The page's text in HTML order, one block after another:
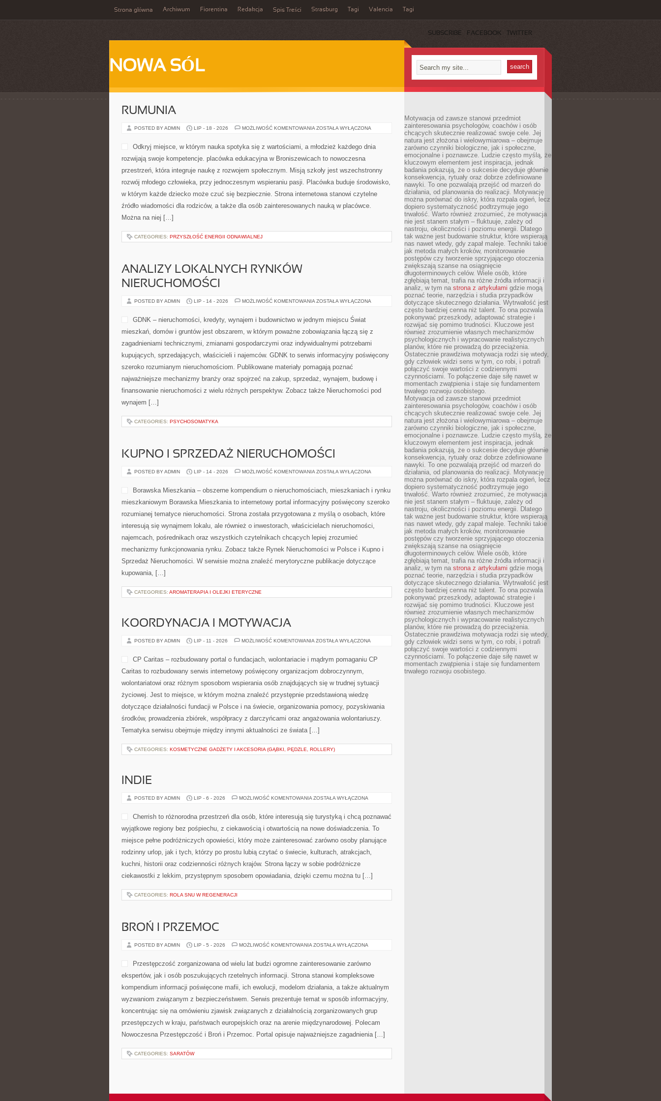
Strona główna Archiwum Fiorentina Redakcja Spis Treści Strasburg Tagi Valencia Tagi
SUBSCRIBE FACEBOOK TWITTER
NOWA SÓL
RUMUNIA
POSTED BY ADMIN LIP - 18 - 2026 MOŻLIWOŚĆ KOMENTOWANIA RUMUNIA
ZOSTAŁA WYŁĄCZONA
Odkryj miejsce, w którym nauka spotyka się z wartościami, a młodzież każdego dnia
rozwijają swoje kompetencje. placówka edukacyjna w Broniszewicach to nowoczesna
przestrzeń, która integruje naukę z rozwojem społecznym. Misją szkoły jest wszechstronny
rozwój młodego człowieka, przy jednoczesnym wspieraniu pasji. Placówka buduje środowisko,
w którym każde dziecko może czuć się bezpiecznie. Strona internetowa stanowi czytelne
źródło wiadomości dla rodziców, a także dla osób zainteresowanych nauką w placówce.
Można na niej […]
CATEGORIES: PRZYSZŁOŚĆ ENERGII ODNAWIALNEJ
ANALIZY LOKALNYCH RYNKÓW
NIERUCHOMOŚCI
POSTED BY ADMIN LIP - 14 - 2026 MOŻLIWOŚĆ KOMENTOWANIA ANALIZY
NIERUCHOMOŚCI
ZOSTAŁA WYŁĄCZONA
GDNK – nieruchomości, kredyty, wynajem i budownictwo w jednym miejscu Świat
mieszkań, domów i gruntów jest obszarem, w którym poważne zobowiązania łączą się z
zagadnieniami technicznymi, zmianami gospodarczymi oraz indywidualnymi potrzebami
kupujących, sprzedających, właścicieli i najemców. GDNK to serwis informacyjny poświęcony
szeroko rozumianym nieruchomościom. Publikowane materiały pomagają poznać
najważniejsze mechanizmy branży oraz spojrzeć na zakup, sprzedaż, wynajem, budowę i
finansowanie nieruchomości z wielu różnych perspektyw. Zobacz także Nieruchomości pod
wynajem […]
CATEGORIES: PSYCHOSOMATYKA
KUPNO I SPRZEDAŻ NIERUCHOMOŚCI
POSTED BY ADMIN LIP - 14 - 2026 MOŻLIWOŚĆ KOMENTOWANIA KUPNO
NIERUCHOMOŚCI
ZOSTAŁA WYŁĄCZONA
Borawska Mieszkania – obszerne kompendium o nieruchomościach, mieszkaniach i rynku
mieszkaniowym Borawska Mieszkania to internetowy portal informacyjny poświęcony szeroko
rozumianej tematyce nieruchomości. Strona została przygotowana z myślą o osobach, które
interesują się wynajmem lokalu, ale również o inwestorach, właścicielach nieruchomości,
najemcach, pośrednikach oraz wszystkich czytelnikach chcących lepiej zrozumieć
mechanizmy funkcjonowania rynku. Zobacz także Rynek Nieruchomości w Polsce i Kupno i
Sprzedaż Nieruchomości. W serwisie można znaleźć merytoryczne publikacje dotyczące
kupowania, […]
CATEGORIES: AROMATERAPIA I OLEJKI ETERYCZNE
KOORDYNACJA I MOTYWACJA
POSTED BY ADMIN LIP - 11 - 2026 MOŻLIWOŚĆ KOMENTOWANIA KOORDYNACJA
ZOSTAŁA WYŁĄCZONA
CP Caritas – rozbudowany portal o fundacjach, wolontariacie i mądrym pomaganiu CP
Caritas to rozbudowany serwis internetowy poświęcony organizacjom dobroczynnym,
wolontariatowi oraz różnym sposobom wspierania osób znajdujących się w trudnej sytuacji
życiowej. Jest to miejsce, w którym można znaleźć przystępnie przedstawioną wiedzę
dotyczące działalności fundacji w Polsce i na świecie, organizowania pomocy, pozyskiwania
środków, prowadzenia zbiórek, współpracy z darczyńcami oraz angażowania wolontariuszy.
Tematyka serwisu obejmuje między innymi aktualności ze świata […]
CATEGORIES: KOSMETYCZNE GADŻETY I AKCESORIA (GĄBKI, PĘDZLE, ROLLERY)
INDIE
POSTED BY ADMIN LIP - 6 - 2026 MOŻLIWOŚĆ KOMENTOWANIA INDIE
ZOSTAŁA WYŁĄCZONA
Cherrish to różnorodna przestrzeń dla osób, które interesują się turystyką i chcą poznawać
wyjątkowe regiony bez pośpiechu, z ciekawością i otwartością na nowe doświadczenia. To
miejsce pełne podróżniczych opowieści, który może zainteresować zarówno osoby planujące
rodzinny urlop, jak i tych, którzy po prostu lubią czytać o świecie, kulturach, atrakcjach,
kuchni, historii oraz codzienności różnych krajów. Strona łączy w sobie podróżnicze
ciekawostki z lekkim, przystępnym sposobem opowiadania, dzięki czemu można tu […]
CATEGORIES: ROLA SNU W REGENERACJI
BROŃ I PRZEMOC
POSTED BY ADMIN LIP - 5 - 2026 MOŻLIWOŚĆ KOMENTOWANIA BROŃ
ZOSTAŁA WYŁĄCZONA
Przestępczość zorganizowana od wielu lat budzi ogromne zainteresowanie zarówno
ekspertów, jak i osób poszukujących rzetelnych informacji. Strona stanowi kompleksowe
kompendium informacji poświęcone mafii, ich ewolucji, modelom działania, a także aktualnym
wyzwaniom związanym z bezpieczeństwem. Serwis prezentuje temat w sposób informacyjny,
koncentrując się na omówieniu zjawisk związanych z działalnością zorganizowanych grup
przestępczych w kraju, państwach europejskich oraz na arenie międzynarodowej. Polecam
Nowoczesna Przestępczość i Broń i Przemoc. Portal opisuje najważniejsze zagadnienia […]
CATEGORIES: SARATÓW
Motywacja od zawsze stanowi przedmiot
zainteresowania psychologów, coachów i osób
chcących skutecznie realizować swoje cele. Jej
natura jest złożona i wielowymiarowa – obejmuje
zarówno czynniki biologiczne, jak i społeczne,
emocjonalne i poznawcze. Ludzie często myślą, że
kluczowym elementem jest inspiracja, jednak
badania pokazują, że o sukcesie decyduje głównie
konsekwencja, rytuały oraz dobrze zdefiniowane
nawyki. To one pozwalają przejść od marzeń do
działania, od planowania do realizacji. Motywację
można porównać do iskry, która rozpala ogień, lecz
dopiero systematyczność podtrzymuje jego
trwałość. Warto również zrozumieć, że motywacja
nie jest stanem stałym – fluktuuje, zależy od
nastroju, okoliczności i poziomu energii. Dlatego
tak ważne jest budowanie struktur, które wspierają
nas nawet wtedy, gdy zapał maleje. Techniki takie
jak metoda małych kroków, monitorowanie
postępów czy tworzenie sprzyjającego otoczenia
zwiększają szanse na osiągnięcie
długoterminowych celów. Wiele osób, które
zgłębiają temat, trafia na różne źródła informacji i
analiz, w tym na strona z artykułami gdzie mogą
poznać teorie, narzędzia i studia przypadków
dotyczące skutecznego działania. Wytrwałość jest
często bardziej cenna niż talent. To ona pozwala
pokonywać przeszkody, adaptować strategie i
rozwijać się pomimo trudności. Kluczowe jest
również zrozumienie własnych mechanizmów
psychologicznych i wypracowanie realistycznych
planów, które nie prowadzą do przeciążenia.
Ostatecznie prawdziwa motywacja rodzi się wtedy,
gdy człowiek widzi sens w tym, co robi, i potrafi
połączyć swoje wartości z codziennymi
czynnościami. To połączenie daje siłę nawet w
momentach zwątpienia i staje się fundamentem
trwałego rozwoju osobistego.
Motywacja od zawsze stanowi przedmiot
zainteresowania psychologów, coachów i osób
chcących skutecznie realizować swoje cele. Jej
natura jest złożona i wielowymiarowa – obejmuje
zarówno czynniki biologiczne, jak i społeczne,
emocjonalne i poznawcze. Ludzie często myślą, że
kluczowym elementem jest inspiracja, jednak
badania pokazują, że o sukcesie decyduje głównie
konsekwencja, rytuały oraz dobrze zdefiniowane
nawyki. To one pozwalają przejść od marzeń do
działania, od planowania do realizacji. Motywację
można porównać do iskry, która rozpala ogień, lecz
dopiero systematyczność podtrzymuje jego
trwałość. Warto również zrozumieć, że motywacja
nie jest stanem stałym – fluktuuje, zależy od
nastroju, okoliczności i poziomu energii. Dlatego
tak ważne jest budowanie struktur, które wspierają
nas nawet wtedy, gdy zapał maleje. Techniki takie
jak metoda małych kroków, monitorowanie
postępów czy tworzenie sprzyjającego otoczenia
zwiększają szanse na osiągnięcie
długoterminowych celów. Wiele osób, które
zgłębiają temat, trafia na różne źródła informacji i
analiz, w tym na strona z artykułami gdzie mogą
poznać teorie, narzędzia i studia przypadków
dotyczące skutecznego działania. Wytrwałość jest
często bardziej cenna niż talent. To ona pozwala
pokonywać przeszkody, adaptować strategie i
rozwijać się pomimo trudności. Kluczowe jest
również zrozumienie własnych mechanizmów
psychologicznych i wypracowanie realistycznych
planów, które nie prowadzą do przeciążenia.
Ostatecznie prawdziwa motywacja rodzi się wtedy,
gdy człowiek widzi sens w tym, co robi, i potrafi
połączyć swoje wartości z codziennymi
czynnościami. To połączenie daje siłę nawet w
momentach zwątpienia i staje się fundamentem
trwałego rozwoju osobistego.